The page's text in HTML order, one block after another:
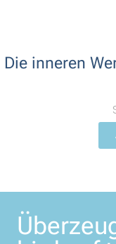
Die inneren